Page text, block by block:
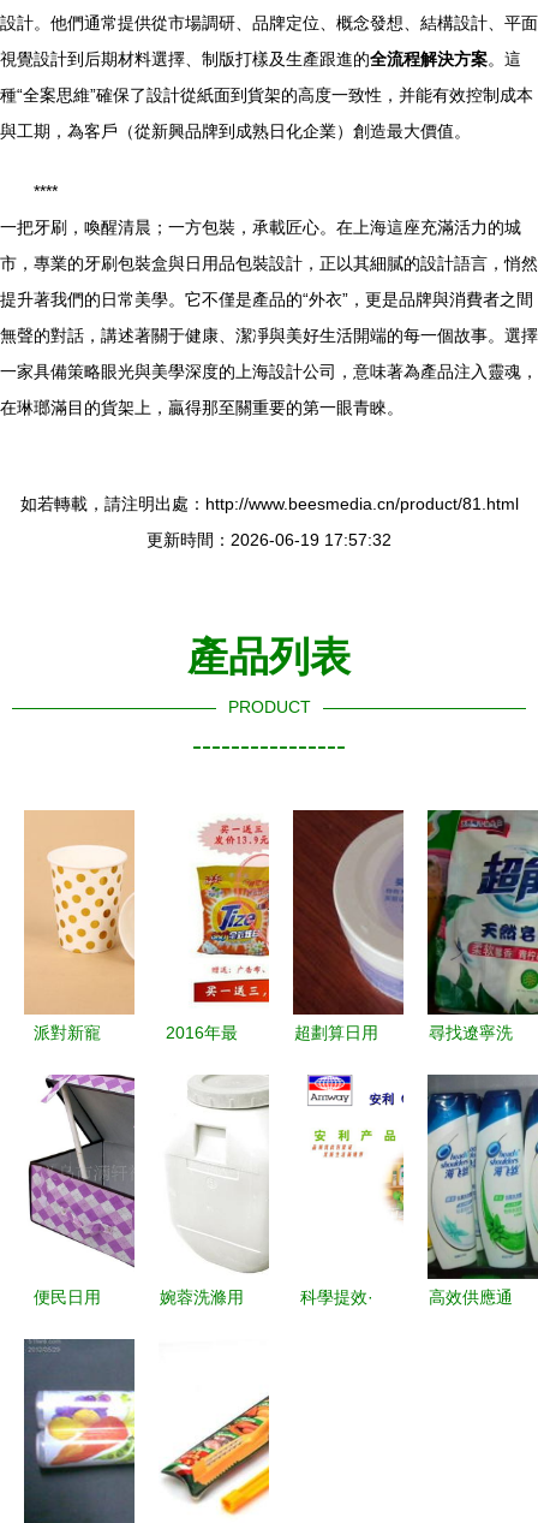
設計。他們通常提供從市場調研、品牌定位、概念發想、結構設計、平面
視覺設計到后期材料選擇、制版打樣及生產跟進的全流程解決方案。這
種“全案思維”確保了設計從紙面到貨架的高度一致性，并能有效控制成本
與工期，為客戶（從新興品牌到成熟日化企業）創造最大價值。
****
一把牙刷，喚醒清晨；一方包裝，承載匠心。在上海這座充滿活力的城
市，專業的牙刷包裝盒與日用品包裝設計，正以其細膩的設計語言，悄然
提升著我們的日常美學。它不僅是產品的“外衣”，更是品牌與消費者之間
無聲的對話，講述著關于健康、潔凈與美好生活開端的每一個故事。選擇
一家具備策略眼光與美學深度的上海設計公司，意味著為產品注入靈魂，
在琳瑯滿目的貨架上，贏得那至關重要的第一眼青睞。
如若轉載，請注明出處：http://www.beesmedia.cn/product/81.html
更新時間：2026-06-19 17:57:32
產品列表
PRODUCT
----------------
派對新寵
宇2017波
點鍍金一次
性紙杯
2016年最
品套餐 獨
家新品上
市，全面提
超劃算日用
曬一曬你的
睿智購物清
尋找遼寧洗
低價商機
洗衣液廠家
直銷與超能
皂粉對接供
應鏈
便民日用
望義烏市滿
軒福日用品
廠的專業制
婉蓉洗滌用
科學提效·
高效供應通